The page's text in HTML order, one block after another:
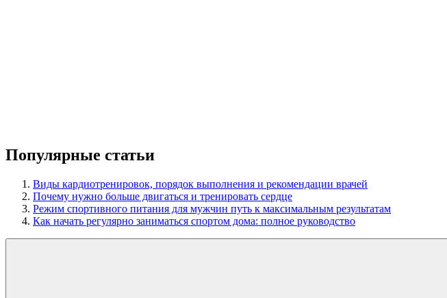
Популярные статьи
Виды кардиотренировок, порядок выполнения и рекомендации врачей
Почему нужно больше двигаться и тренировать сердце
Режим спортивного питания для мужчин путь к максимальным результатам
Как начать регулярно заниматься спортом дома: полное руководство